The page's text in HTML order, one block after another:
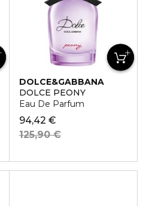
DOLCE&GABBANA
DOLCE PEONY
Eau De Parfum
94,42 €
125,90 €